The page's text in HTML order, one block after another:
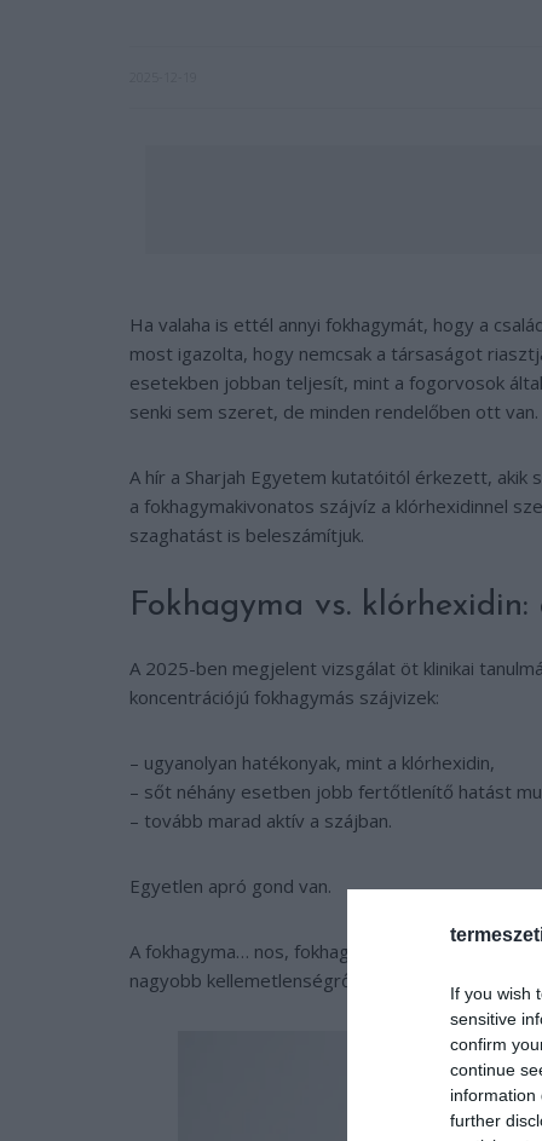
If you wish
sensitive
confirm
continue
information
further
Ha valaha is ettél annyi fokhagymát, hogy a
most igazolta, hogy nemcsak a társaságot
esetekben jobban teljesít, mint a fogorvosok
senki sem szeret, de minden rendelőben ott van.
A hír a Sharjah Egyetem kutatóitól érkezett,
a fokhagymakivonatos szájvíz a klórhexidinnel
szaghatást is beleszámítjuk.
Fokhagyma vs.
A 2025-ben megjelent vizsgálat öt klinikai
koncentrációjú fokhagymás szájvizek:
– ugyanolyan hatékonyak, mint a klórhexidin,
– sőt néhány esetben jobb fertőtlenítő hatást
– tovább marad aktív a szájban.
Egyetlen apró gond van.
A fokhagyma… nos, fokhagymaszagú. És
nagyobb kellemetlenségről számoltak be”.